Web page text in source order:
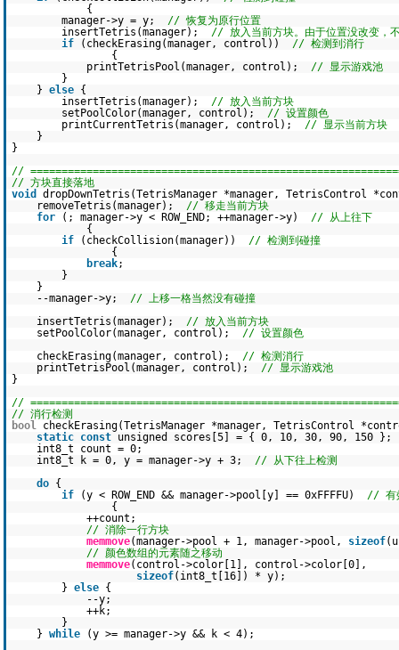
{
manager->y = y; // 恢复为原行位置
insertTetris(manager); // 放入当前方块。由于位置没改变，
if
(checkErasing(manager, control)) // 检测到消行
{
printTetrisPool(manager, control); // 显示游戏池
}
} else {
insertTetris(manager); // 放入当前方块
setPoolColor(manager, control); // 设置颜色
printCurrentTetris(manager, control); // 显示当前方块
}
}
//
// 方块直接落地
void
dropDownTetris(TetrisManager *manager, TetrisControl
removeTetris(manager); // 移走当前方块
for
(; manager->y < ROW_END; ++manager->y) // 从上往下
{
if
(checkCollision(manager)) // 检测到碰撞
{
break;
}
}
--manager->y; // 上移一格当然没有碰撞
insertTetris(manager); // 放入当前方块
setPoolColor(manager, control); // 设置颜色
checkErasing(manager, control); // 检测消行
printTetrisPool(manager, control); // 显示游戏池
}
//
// 消行检测
bool checkErasing(TetrisManager *manager, TetrisControl
static const unsigned scores[5] = { 0, 10, 30, 90, 150
int8_t count = 0;
int8_t k = 0, y = manager->y + 3; // 从下往上检测
do {
if
(y < ROW_END && manager->pool[y] == 0xFFFFU) // 有
{
++count;
// 消除一行方块
memmove(manager->pool + 1, manager->pool, sizeof
// 颜色数组的元素随之移动
memmove(control->color[1], control->color[0],
sizeof(int8_t[16]) * y);
} else {
--y;
++k;
}
} while
(y >= manager->y && k < 4);